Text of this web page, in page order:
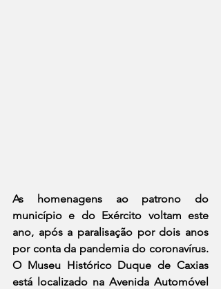
As homenagens ao patrono do
município e do Exército voltam este
ano, após a paralisação por dois anos
por conta da pandemia do coronavírus.
O Museu Histórico Duque de Caxias
está localizado na Avenida Automóvel